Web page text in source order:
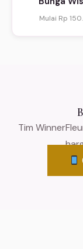
Mulai Rp
Tim